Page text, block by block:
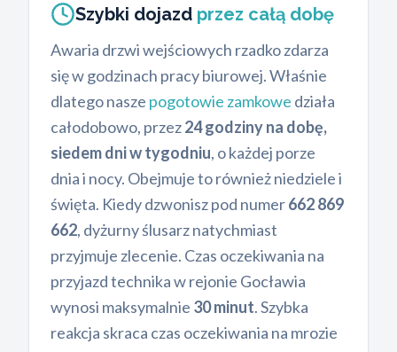
Szybki dojazd przez całą dobę
Awaria drzwi wejściowych rzadko zdarza
się w godzinach pracy biurowej. Właśnie
dlatego nasze pogotowie zamkowe działa
całodobowo, przez24 godziny na dobę,
siedem dni w tygodniu, o każdej porze
dnia i nocy. Obejmuje to również niedziele i
święta. Kiedy dzwonisz pod numer662 869
662, dyżurny ślusarz natychmiast
przyjmuje zlecenie. Czas oczekiwania na
przyjazd technika w rejonie Gocławia
wynosi maksymalnie 30 minut. Szybka
reakcja skraca czas oczekiwania na mrozie